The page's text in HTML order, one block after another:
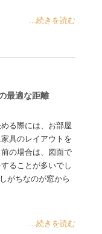
...続きを読む
最適な距離
る際には、お部屋
具のレイアウトを
の場合は、図面で
ることが多いでし
がちなのが窓から
...続きを読む